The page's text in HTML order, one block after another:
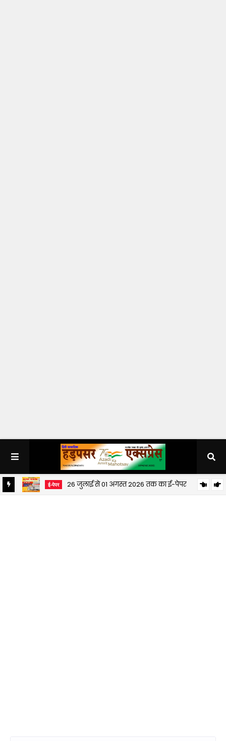
ई-पेपर 26 जुलाई से 01 अगस्त 2026 तक का ई-पेपर